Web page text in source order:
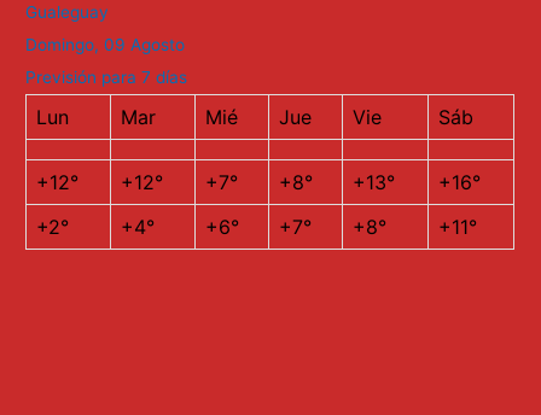
Gualeguay
Domingo, 09 Agosto
Previsión para 7 días
Lun Mar Mié Jue Vie Sáb
+12° +12° +7° +8° +13° +16°
+2° +4° +6° +7° +8° +11°